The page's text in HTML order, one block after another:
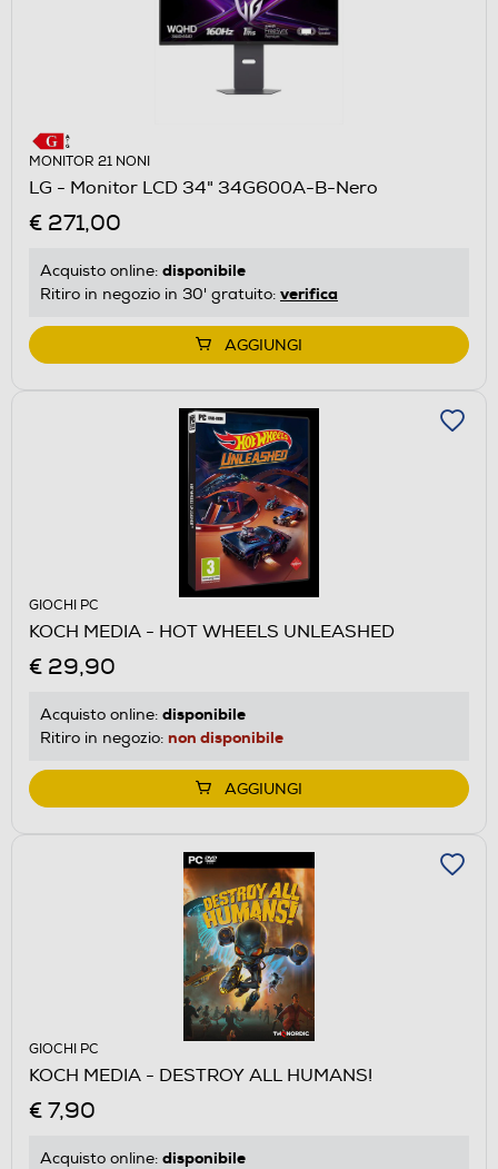
MONITOR 21 NONI
LG - Monitor LCD 34" 34G600A-B-Nero
€ 271,00
Acquisto online: disponibile
Ritiro in negozio in 30' gratuito: verifica
AGGIUNGI
GIOCHI PC
KOCH MEDIA - HOT WHEELS UNLEASHED
€ 29,90
Acquisto online: disponibile
Ritiro in negozio: non disponibile
AGGIUNGI
GIOCHI PC
KOCH MEDIA - DESTROY ALL HUMANS!
€ 7,90
Acquisto online: disponibile